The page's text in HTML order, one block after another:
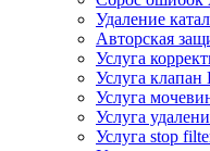
Удаление
Авторская
Услуга
Услуга клапан
Услуга
Услуга
Услуга stop